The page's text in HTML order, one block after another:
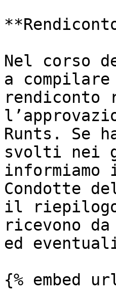
Nel corso
a
rendiconto
Runts. Se
svolti nei
informiamo
Condotte
il
ricevono
ed
{% embed